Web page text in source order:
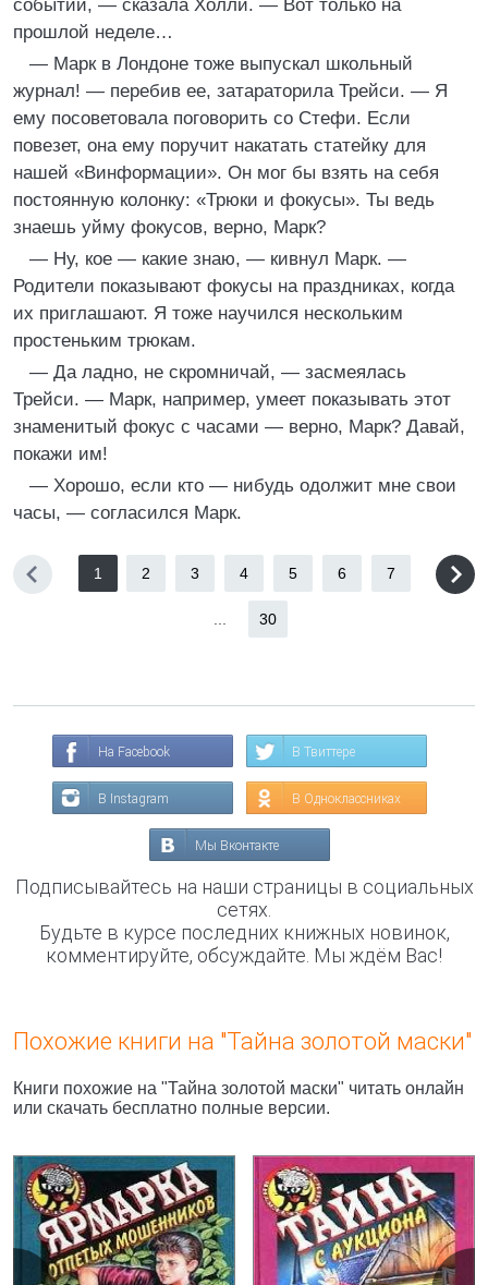
событий, — сказала Холли. — Вот только на
прошлой неделе…
— Марк в Лондоне тоже выпускал школьный
журнал! — перебив ее, затараторила Трейси. — Я
ему посоветовала поговорить со Стефи. Если
повезет, она ему поручит накатать статейку для
нашей «Винформации». Он мог бы взять на себя
постоянную колонку: «Трюки и фокусы». Ты ведь
знаешь уйму фокусов, верно, Марк?
— Ну, кое — какие знаю, — кивнул Марк. —
Родители показывают фокусы на праздниках, когда
их приглашают. Я тоже научился нескольким
простеньким трюкам.
— Да ладно, не скромничай, — засмеялась
Трейси. — Марк, например, умеет показывать этот
знаменитый фокус с часами — верно, Марк? Давай,
покажи им!
— Хорошо, если кто — нибудь одолжит мне свои
часы, — согласился Марк.
1 2 3 4 5 6 7
30
На Facebook В Твиттере
В Instagram В Одноклассниках
Мы Вконтакте
Подписывайтесь на наши страницы в социальных
сетях.
Будьте в курсе последних книжных новинок,
комментируйте, обсуждайте. Мы ждём Вас!
Похожие книги на "Тайна золотой маски"
Книги похожие на "Тайна золотой маски" читать онлайн
или скачать бесплатно полные версии.